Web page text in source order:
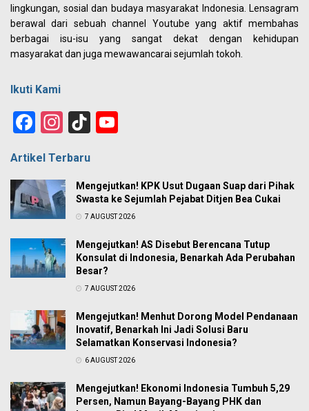
lingkungan, sosial dan budaya masyarakat Indonesia. Lensagram
berawal dari sebuah channel Youtube yang aktif membahas
berbagai isu-isu yang sangat dekat dengan kehidupan
masyarakat dan juga mewawancarai sejumlah tokoh.
Ikuti Kami
Facebook
Instagram
TikTok
Artikel Terbaru
Mengejutkan! KPK Usut Dugaan Suap dari Pihak
Swasta ke Sejumlah Pejabat Ditjen Bea Cukai
7 AUGUST 2026
Mengejutkan! AS Disebut Berencana Tutup
Konsulat di Indonesia, Benarkah Ada Perubahan
Besar?
7 AUGUST 2026
Mengejutkan! Menhut Dorong Model Pendanaan
Inovatif, Benarkah Ini Jadi Solusi Baru
Selamatkan Konservasi Indonesia?
6 AUGUST 2026
Mengejutkan! Ekonomi Indonesia Tumbuh 5,29
Persen, Namun Bayang-Bayang PHK dan